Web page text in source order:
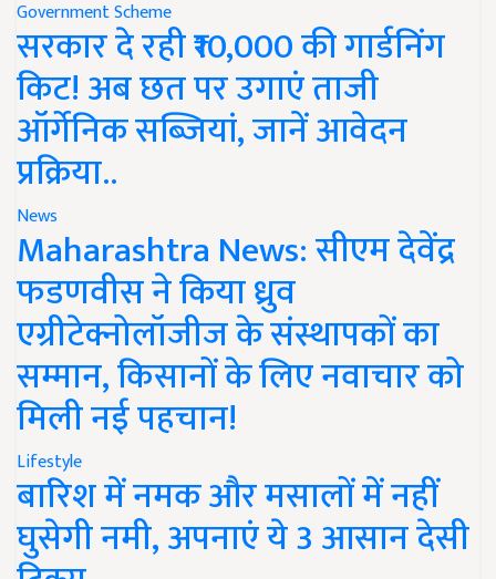
Government Scheme
सरकार दे रही ₹10,000 की गार्डनिंग
किट! अब छत पर उगाएं ताजी
ऑर्गेनिक सब्जियां, जानें आवेदन
प्रक्रिया..
News
Maharashtra News: सीएम देवेंद्र
फडणवीस ने किया ध्रुव
एग्रीटेक्नोलॉजीज के संस्थापकों का
सम्मान, किसानों के लिए नवाचार को
मिली नई पहचान!
Lifestyle
बारिश में नमक और मसालों में नहीं
घुसेगी नमी, अपनाएं ये 3 आसान देसी